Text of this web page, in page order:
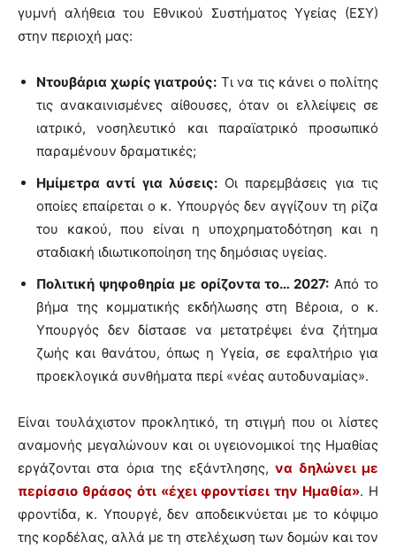
γυμνή αλήθεια του Εθνικού Συστήματος Υγείας (ΕΣΥ)
στην περιοχή μας:
Ντουβάρια χωρίς γιατρούς: Τι να τις κάνει ο πολίτης
τις ανακαινισμένες αίθουσες, όταν οι ελλείψεις σε
ιατρικό, νοσηλευτικό και παραϊατρικό προσωπικό
παραμένουν δραματικές;
Ημίμετρα αντί για λύσεις:Οι παρεμβάσεις για τις
οποίες επαίρεται ο κ. Υπουργός δεν αγγίζουν τη ρίζα
του κακού, που είναι η υποχρηματοδότηση και η
σταδιακή ιδιωτικοποίηση της δημόσιας υγείας.
Πολιτική ψηφοθηρία με ορίζοντα το… 2027: Από το
βήμα της κομματικής εκδήλωσης στη Βέροια, ο κ.
Υπουργός δεν δίστασε να μετατρέψει ένα ζήτημα
ζωής και θανάτου, όπως η Υγεία, σε εφαλτήριο για
προεκλογικά συνθήματα περί «νέας αυτοδυναμίας».
Είναι τουλάχιστον προκλητικό, τη στιγμή που οι λίστες
αναμονής μεγαλώνουν και οι υγειονομικοί της Ημαθίας
εργάζονται στα όρια της εξάντλησης,να δηλώνει με
περίσσιο θράσος ότι «έχει φροντίσει την Ημαθία». Η
φροντίδα, κ. Υπουργέ, δεν αποδεικνύεται με το κόψιμο
της κορδέλας, αλλά με τη στελέχωση των δομών και τον